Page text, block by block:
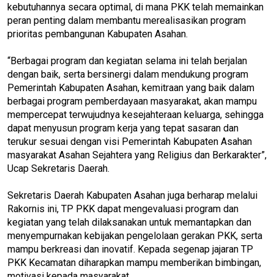
kebutuhannya secara optimal, di mana PKK telah memainkan
peran penting dalam membantu merealisasikan program
prioritas pembangunan Kabupaten Asahan.
“Berbagai program dan kegiatan selama ini telah berjalan
dengan baik, serta bersinergi dalam mendukung program
Pemerintah Kabupaten Asahan, kemitraan yang baik dalam
berbagai program pemberdayaan masyarakat, akan mampu
mempercepat terwujudnya kesejahteraan keluarga, sehingga
dapat menyusun program kerja yang tepat sasaran dan
terukur sesuai dengan visi Pemerintah Kabupaten Asahan
masyarakat Asahan Sejahtera yang Religius dan Berkarakter”,
Ucap Sekretaris Daerah.
Sekretaris Daerah Kabupaten Asahan juga berharap melalui
Rakornis ini, TP PKK dapat mengevaluasi program dan
kegiatan yang telah dilaksanakan untuk memantapkan dan
menyempurnakan kebijakan pengelolaan gerakan PKK, serta
mampu berkreasi dan inovatif. Kepada segenap jajaran TP
PKK Kecamatan diharapkan mampu memberikan bimbingan,